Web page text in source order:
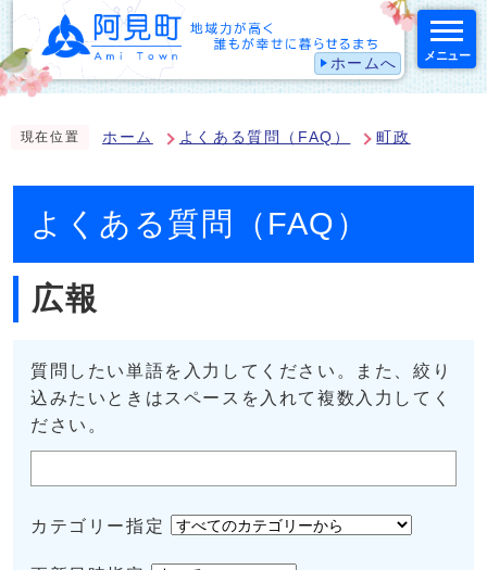
ホームへ メニュー
現在位置 ホーム よくある質問（FAQ） 町政
よくある質問（FAQ）
広報
質問したい単語を入力してください。また、絞り
込みたいときはスペースを入れて複数入力してく
ださい。
カテゴリー指定